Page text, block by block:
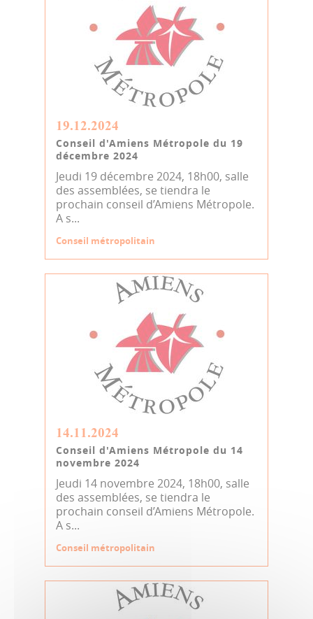
19.12.2024
Conseil d'Amiens Métropole du 19
décembre 2024
Jeudi 19 décembre 2024, 18h00, salle
des assemblées, se tiendra le
prochain conseil d’Amiens Métropole.
A s...
Conseil métropolitain
14.11.2024
Conseil d'Amiens Métropole du 14
novembre 2024
Jeudi 14 novembre 2024, 18h00, salle
des assemblées, se tiendra le
prochain conseil d’Amiens Métropole.
A s...
Conseil métropolitain